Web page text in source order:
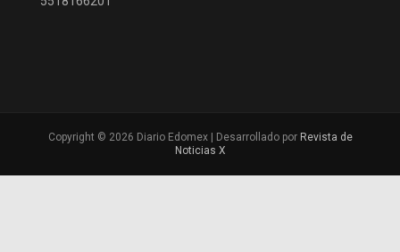
Copyright © 2026 Diario Edomex | Desarrollado por Revista de
Noticias X